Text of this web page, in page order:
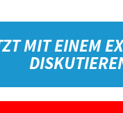
MIT EINEM